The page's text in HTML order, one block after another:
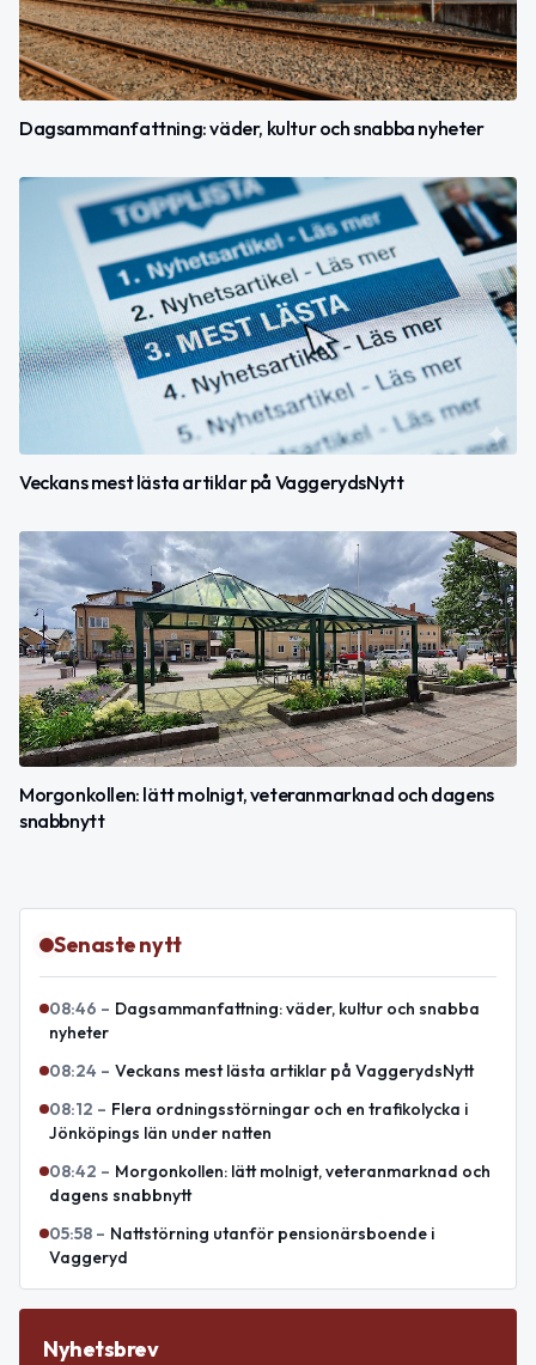
Dagsammanfattning: väder, kultur och snabba nyheter
Veckans mest lästa artiklar på VaggerydsNytt
Morgonkollen: lätt molnigt, veteranmarknad och dagens
snabbnytt
Senaste nytt
08:46 – Dagsammanfattning: väder, kultur och snabba
nyheter
08:24 – Veckans mest lästa artiklar på VaggerydsNytt
08:12 – Flera ordningsstörningar och en trafikolycka i
Jönköpings län under natten
08:42 – Morgonkollen: lätt molnigt, veteranmarknad och
dagens snabbnytt
05:58 – Nattstörning utanför pensionärsboende i
Vaggeryd
Nyhetsbrev